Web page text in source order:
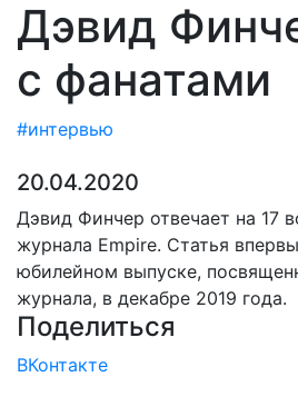
Дэвид
с фанатами
#интервью
20.04.2020
Дэвид Финчер отвечает на 17
журнала Empire. Статья
юбилейном выпуске,
журнала, в декабре 2019 года.
Поделиться
ВКонтакте